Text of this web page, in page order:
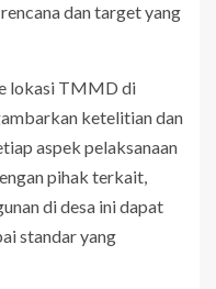
dan target yang
lokasi TMMD di
ketelitian dan
aspek pelaksanaan
pihak terkait,
di desa ini dapat
standar yang